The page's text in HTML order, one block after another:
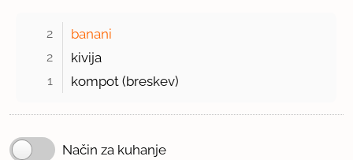
2 banani
2 kivija
1 kompot (breskev)
Način za kuhanje